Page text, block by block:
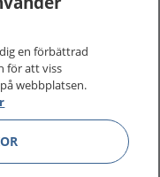
en förbättrad
för att viss
webbplatsen.